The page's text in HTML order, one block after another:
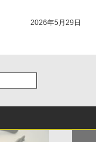
2026年5月29日